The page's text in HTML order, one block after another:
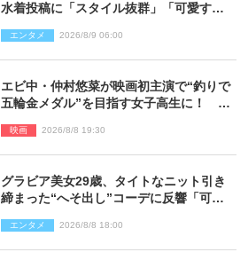
水着投稿に「スタイル抜群」「可愛すぎ
エンタメ 2026/8/9 06:00
エビ中・仲村悠菜が映画初主演で“釣りで
五輪金メダル”を目指す女子高生に！ 映
映画 2026/8/8 19:30
グラビア美女29歳、タイトなニット引き
締まった“へそ出し”コーデに反響「可愛
エンタメ 2026/8/8 18:00